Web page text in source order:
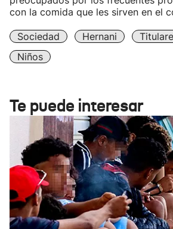
con la comida que les sirven en el
Sociedad Hernani
Niños
Te puede interesar